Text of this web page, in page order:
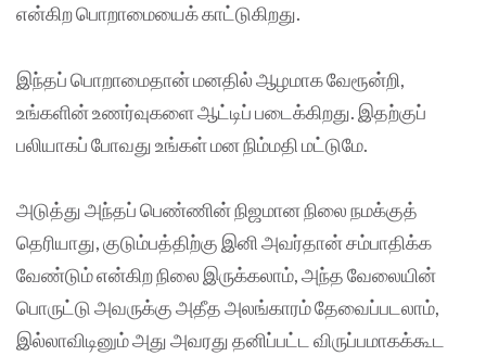
என்கிற பொறாமையைக் காட்டுகிறது.
இந்தப் பொறாமைதான் மனதில் ஆழமாக வேரூன்றி,
உங்களின் உணர்வுகளை ஆட்டிப் படைக்கிறது. இதற்குப்
பலியாகப் போவது உங்கள் மன நிம்மதி மட்டுமே.
அடுத்து அந்தப் பெண்ணின் நிஜமான நிலை நமக்குத்
தெரியாது, குடும்பத்திற்கு இனி அவர்தான் சம்பாதிக்க
வேண்டும் என்கிற நிலை இருக்கலாம், அந்த வேலையின்
பொருட்டு அவருக்கு அதீத அலங்காரம் தேவைப்படலாம்,
இல்லாவிடினும் அது அவரது தனிப்பட்ட விருப்பமாகக்கூட